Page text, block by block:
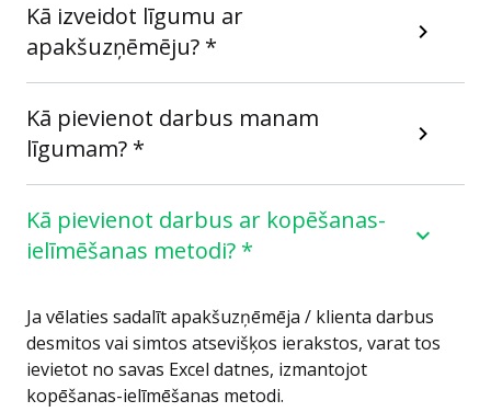
Kā izveidot līgumu ar
apakšuzņēmēju? *
Kā pievienot darbus manam
līgumam? *
Kā pievienot darbus ar kopēšanas-
ielīmēšanas metodi? *
Ja vēlaties sadalīt apakšuzņēmēja / klienta darbus
desmitos vai simtos atsevišķos ierakstos, varat tos
ievietot no savas Excel datnes, izmantojot
kopēšanas-ielīmēšanas metodi.